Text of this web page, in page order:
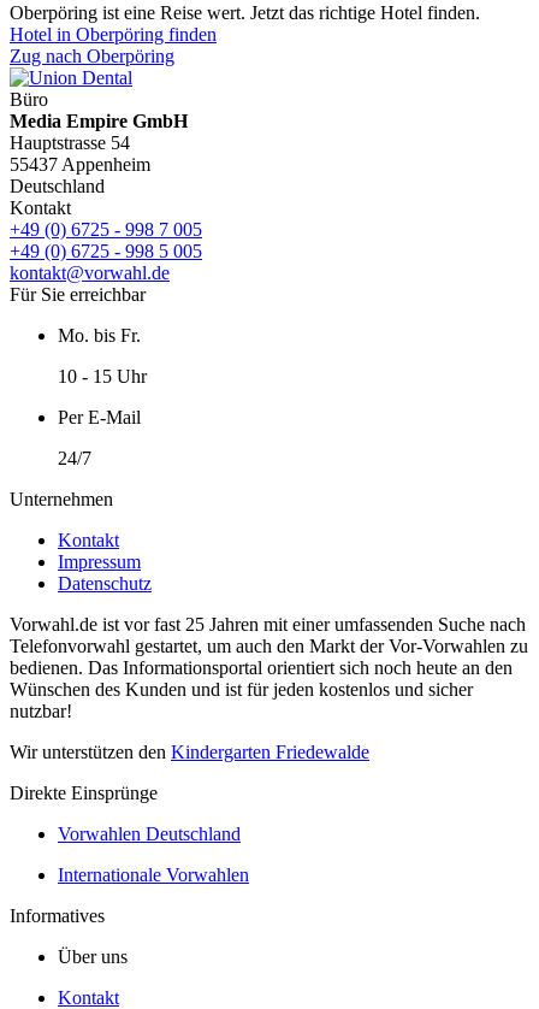
Oberpöring ist eine Reise wert. Jetzt das richtige Hotel finden.
Hotel in Oberpöring finden
Zug nach Oberpöring
Büro
Media Empire GmbH
Hauptstrasse 54
55437 Appenheim
Deutschland
Kontakt
+49 (0) 6725 - 998 7 005
+49 (0) 6725 - 998 5 005
kontakt@vorwahl.de
Für Sie erreichbar
Mo. bis Fr.
10 - 15 Uhr
Per E-Mail
24/7
Unternehmen
Kontakt
Impressum
Datenschutz
Vorwahl.de ist vor fast 25 Jahren mit einer umfassenden Suche nach
Telefonvorwahl gestartet, um auch den Markt der Vor-Vorwahlen zu
bedienen. Das Informationsportal orientiert sich noch heute an den
Wünschen des Kunden und ist für jeden kostenlos und sicher
nutzbar!
Wir unterstützen den Kindergarten Friedewalde
Direkte Einsprünge
Vorwahlen Deutschland
Internationale Vorwahlen
Informatives
Über uns
Kontakt